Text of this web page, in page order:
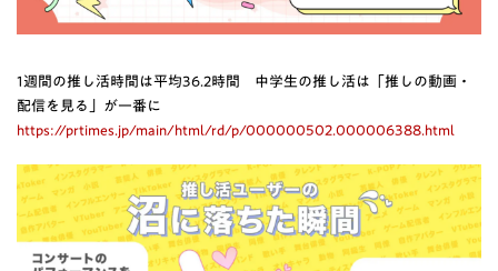
1週間の推し活時間は平均36.2時間 中学生の推し活は「推しの動画・
配信を見る」が一番に
https://prtimes.jp/main/html/rd/p/000000502.000006388.html